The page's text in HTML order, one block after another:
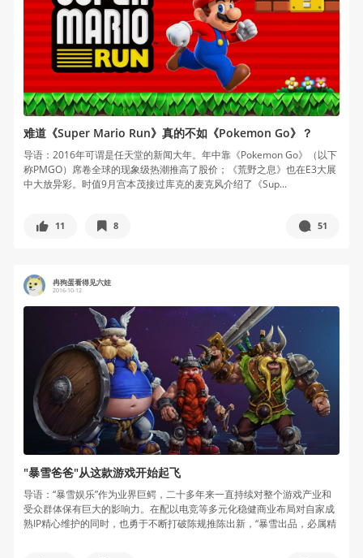
难道《Super Mario Run》真的不如《Pokemon Go》？
导语：2016年可谓是任天堂的新闻大年。年中靠《Pokemon Go》（以下
称PMGO）席卷全球的现象级热潮推高了股价；《荒野之息》也在E3大展
中大放异彩。时值9月宫本茂接过库克的麦克风介绍了《Sup...
11 8 51
冉狗蛋看得见六娃
2016-10-12
"暴雪爸爸"从这款游戏开始起飞
导语：“暴雪娱乐”作为业界巨鳄，二十多年来一直持续对整个游戏产业和
受众群体保有巨大的影响力。在配以电竞等多元化稳健商业布局对自家成
熟IP精心维护的同时，也勇于不断打破陈规推陈出新，“暴雪出品，必属精